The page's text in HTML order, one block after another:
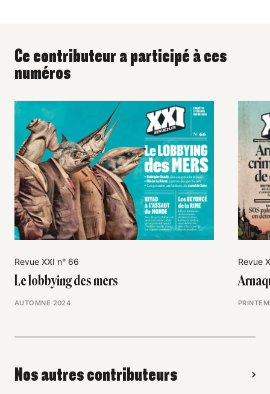
Ce contributeur a participé à ces
numéros
Revue XXI n° 66
Le lobbying des mers
AUTOMNE 2024
Revue
Nos autres contributeurs